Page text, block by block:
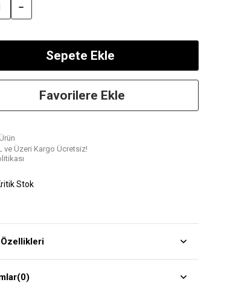
Favorilere Ekle
ve Üzeri Kargo Ücretsiz!
Stok
(0)